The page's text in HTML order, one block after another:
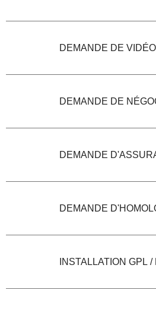
DEMANDE DE VIDÉO
DEMANDE DE
DEMANDE
DEMANDE
INSTALLATION GPL